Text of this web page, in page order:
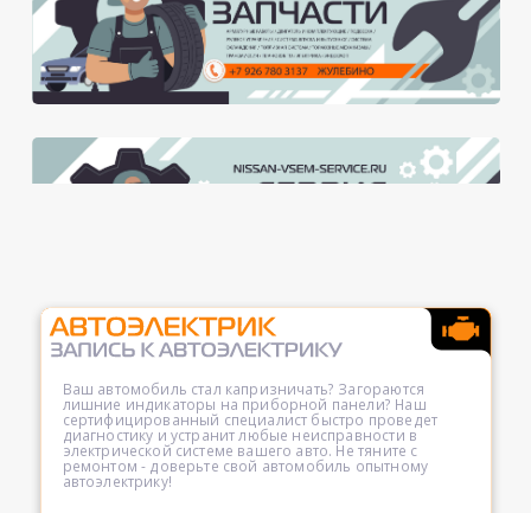
Ваш автомобиль стал капризничать? Загораются
лишние индикаторы на приборной панели? Наш
сертифицированный специалист быстро проведет
диагностику и устранит любые неисправности в
электрической системе вашего авто. Не тяните с
ремонтом - доверьте свой автомобиль опытному
автоэлектрику!